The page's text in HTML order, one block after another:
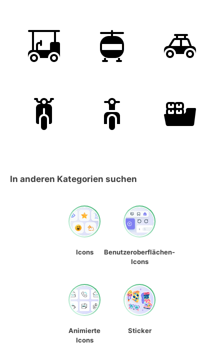
In anderen Kategorien suchen
Icons
Benutzeroberflächen-
Icons
Animierte
Icons
Sticker